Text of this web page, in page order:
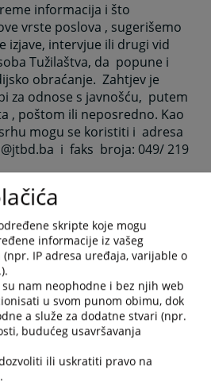
informacija i što
vrste poslova , sugerišemo
izjave, intervjue ili drugi vid
Tužilaštva, da popune i
obraćanje. Zahtjev je
za odnose s javnošću, putem
, poštom ili neposredno. Kao
mogu se koristiti i adresa
i faks broja: 049/ 219
obraćanje, možete
PREGLEDA
skripte koje mogu
informacije iz vašeg
IP adresa uređaja, varijable o
nam neophodne i bez njih web
u svom punom obimu, dok
a služe za dodatne stvari (npr.
budućeg usavršavanja
ili uskratiti pravo na